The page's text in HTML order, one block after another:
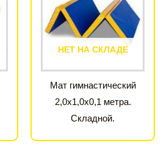
НЕТ НА СКЛАДЕ
Мат гимнастический
2,0х1,0х0,1 метра.
Складной.